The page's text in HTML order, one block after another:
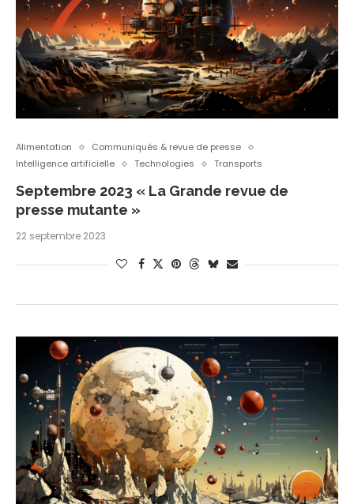
Alimentation
Communiqués & revue de presse
Intelligence artificielle
Technologies Transports
Septembre 2023 « La Grande revue de
presse mutante »
22 septembre 2023